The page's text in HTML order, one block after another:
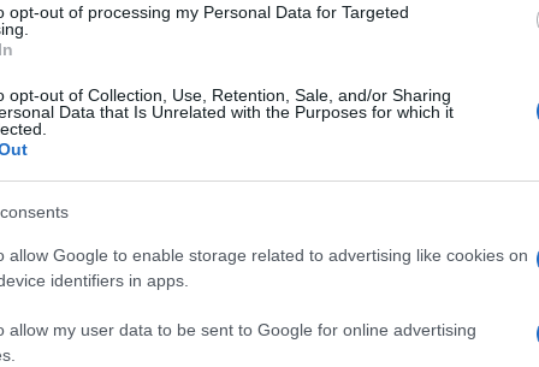
opt-out of processing my Personal Data for Targeted
opt-out of Collection, Use, Retention, Sale, and/or Sharing
Data that Is Unrelated with the Purposes for which it
allow Google to enable storage related to advertising like cookies on
identifiers in apps.
allow my user data to be sent to Google for online advertising
tempo e parecchie analisi approfondite
mid-terms. Ci proveremo nei prossimi
Iniziamo oggi con l’esaminarele due
campale.
Mondale ma non mi sarei mai
roccaforte repubblicana
anche in Stati come Texas e